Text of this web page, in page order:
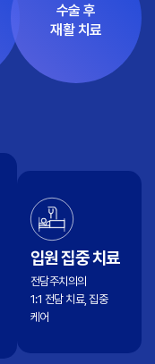
수술 후
재활 치료
입원 집중 치료
전담주치의의
1:1 전담 치료, 집중
케어